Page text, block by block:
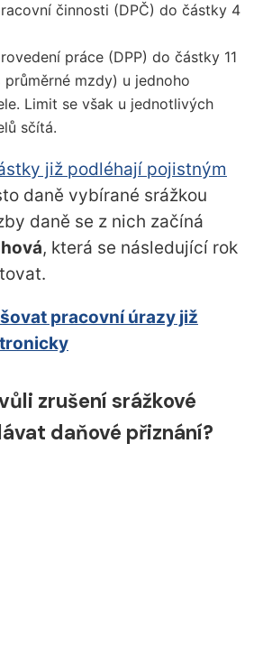
činnosti (DPČ) do částky 4
práce (DPP) do částky 11
průměrné mzdy) u jednoho
Limit se však u jednotlivých
sčítá.
již podléhají pojistným
daně vybírané srážkou
daně se z nich začíná
, která se následující rok
pracovní úrazy již
zrušení srážkové
daňové přiznání?